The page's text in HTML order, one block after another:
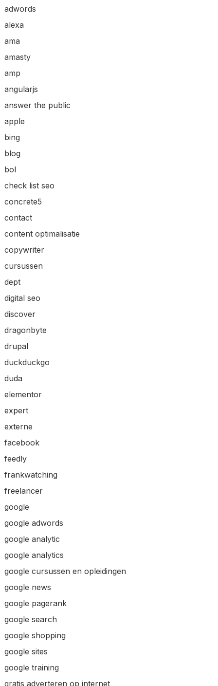
adwords
alexa
ama
amasty
amp
angularjs
answer the public
apple
bing
blog
bol
check list seo
concrete5
contact
content optimalisatie
copywriter
cursussen
dept
digital seo
discover
dragonbyte
drupal
duckduckgo
duda
elementor
expert
externe
facebook
feedly
frankwatching
freelancer
google
google adwords
google analytic
google analytics
google cursussen en opleidingen
google news
google pagerank
google search
google shopping
google sites
google training
gratis adverteren op internet